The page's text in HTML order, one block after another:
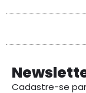
Cadastre-se